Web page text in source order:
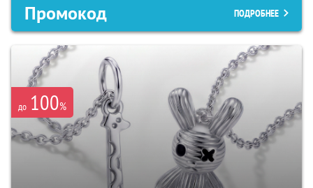
Промокод ПОДРОБНЕЕ
до 100%